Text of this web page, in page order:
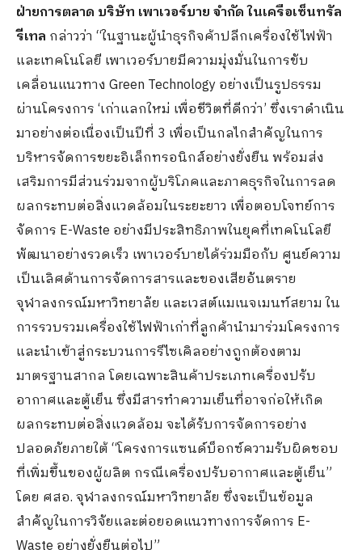
ฝ่ายการตลาด บริษัท เพาเวอร์บาย จำกัด ในเครือเซ็นทรัล
รีเทล กล่าวว่า “ในฐานะผู้นำธุรกิจค้าปลีกเครื่องใช้ไฟฟ้า
และเทคโนโลยี เพาเวอร์บายมีความมุ่งมั่นในการขับ
เคลื่อนแนวทาง Green Technology อย่างเป็นรูปธรรม
ผ่านโครงการ ‘เก่าแลกใหม่ เพื่อชีวิตที่ดีกว่า’ ซึ่งเราดำเนิน
มาอย่างต่อเนื่องเป็นปีที่ 3 เพื่อเป็นกลไกสำคัญในการ
บริหารจัดการขยะอิเล็กทรอนิกส์อย่างยั่งยืน พร้อมส่ง
เสริมการมีส่วนร่วมจากผู้บริโภคและภาคธุรกิจในการลด
ผลกระทบต่อสิ่งแวดล้อมในระยะยาว เพื่อตอบโจทย์การ
จัดการ E-Waste อย่างมีประสิทธิภาพในยุคที่เทคโนโลยี
พัฒนาอย่างรวดเร็ว เพาเวอร์บายได้ร่วมมือกับ ศูนย์ความ
เป็นเลิศด้านการจัดการสารและของเสียอันตราย
จุฬาลงกรณ์มหาวิทยาลัย และเวสต์แมเนจเมนท์สยาม ใน
การรวบรวมเครื่องใช้ไฟฟ้าเก่าที่ลูกค้านำมาร่วมโครงการ
และนำเข้าสู่กระบวนการรีไซเคิลอย่างถูกต้องตาม
มาตรฐานสากล โดยเฉพาะสินค้าประเภทเครื่องปรับ
อากาศและตู้เย็น ซึ่งมีสารทำความเย็นที่อาจก่อให้เกิด
ผลกระทบต่อสิ่งแวดล้อม จะได้รับการจัดการอย่าง
ปลอดภัยภายใต้ “โครงการแซนด์บ็อกซ์ความรับผิดชอบ
ที่เพิ่มขึ้นของผู้ผลิต กรณีเครื่องปรับอากาศและตู้เย็น”
โดย ศสอ. จุฬาลงกรณ์มหาวิทยาลัย ซึ่งจะเป็นข้อมูล
สำคัญในการวิจัยและต่อยอดแนวทางการจัดการ E-
Waste อย่างยั่งยืนต่อไป”